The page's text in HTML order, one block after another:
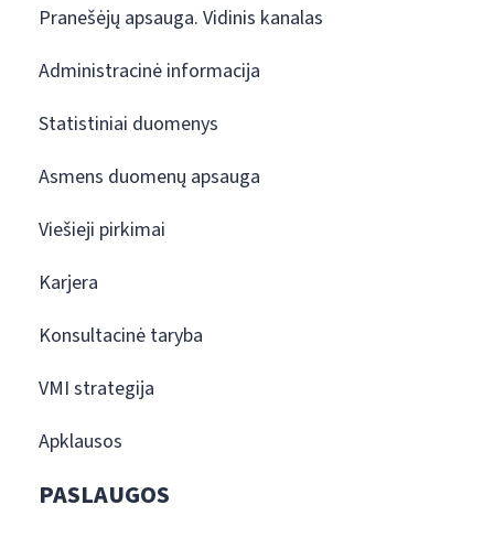
Pranešėjų apsauga. Vidinis kanalas
Administracinė informacija
Statistiniai duomenys
Asmens duomenų apsauga
Viešieji pirkimai
Karjera
Konsultacinė taryba
VMI strategija
Apklausos
PASLAUGOS